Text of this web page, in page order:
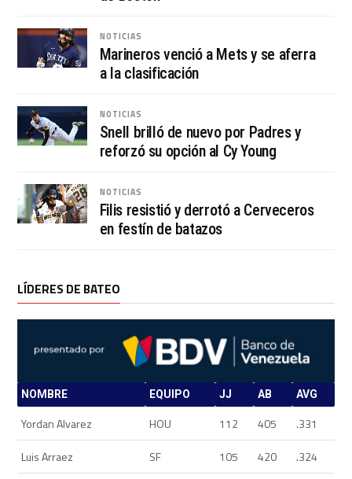
NOTICIAS
Marineros venció a Mets y se aferra
a la clasificación
NOTICIAS
Snell brilló de nuevo por Padres y
reforzó su opción al Cy Young
NOTICIAS
Filis resistió y derrotó a Cerveceros
en festín de batazos
LÍDERES DE BATEO
NOMBRE EQUIPO JJ AB AVG
Yordan Alvarez HOU 112 405
.331
Luis Arraez
SF 105 420
.324